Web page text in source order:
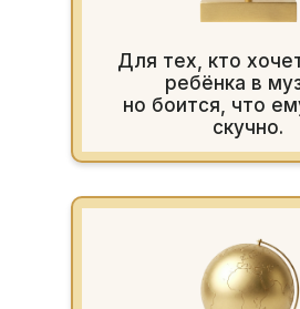
Для тех, кто
ребёнка в
но боится, что
скучно.